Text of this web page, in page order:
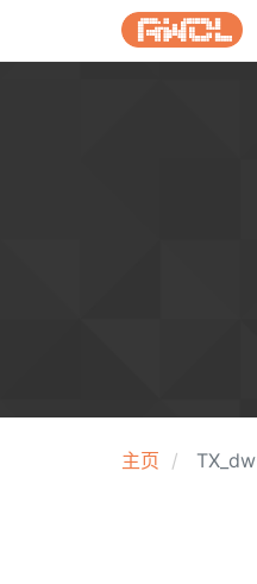
主页 TX_dw